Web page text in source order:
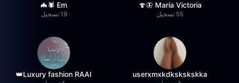
María Victoria 🦋🍄
55 تسجيل
Em 🕷️🦇
19 تسجيل
userxmxkdkskskskka
Luxury fashion RAAI👑